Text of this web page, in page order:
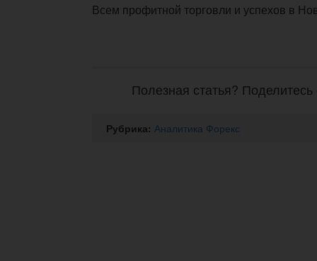
Всем профитной торговли и успехов в
Полезная статья?
Рубрика: Аналитика Форекс